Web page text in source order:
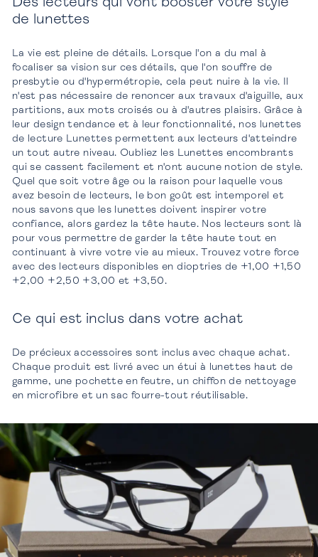
de lunettes
La vie est pleine de détails. Lorsque l'on a du mal à
focaliser sa vision sur ces détails, que l'on souffre de
presbytie ou d'hypermétropie, cela peut nuire à la vie. Il
n'est pas nécessaire de renoncer aux travaux d'aiguille, aux
partitions, aux mots croisés ou à d'autres plaisirs. Grâce à
leur design tendance et à leur fonctionnalité, nos lunettes
de lecture Lunettes permettent aux lecteurs d'atteindre
un tout autre niveau. Oubliez les Lunettes encombrants
qui se cassent facilement et n'ont aucune notion de style.
Quel que soit votre âge ou la raison pour laquelle vous
avez besoin de lecteurs, le bon goût est intemporel et
nous savons que les lunettes doivent inspirer votre
confiance, alors gardez la tête haute. Nos lecteurs sont là
pour vous permettre de garder la tête haute tout en
continuant à vivre votre vie au mieux. Trouvez votre force
avec des lecteurs disponibles en dioptries de +1,00 +1,50
+2,00 +2,50 +3,00 et +3,50.
Ce qui est inclus dans votre achat
De précieux accessoires sont inclus avec chaque achat.
Chaque produit est livré avec un étui à lunettes haut de
gamme, une pochette en feutre, un chiffon de nettoyage
en microfibre et un sac fourre-tout réutilisable.